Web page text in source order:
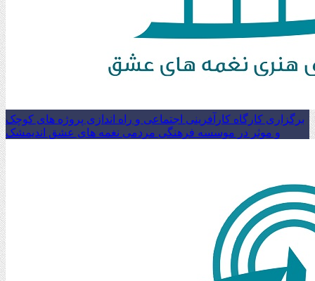
برگزاری کارگاه کارآفرینی اجتماعی و راه اندازی پروژه های کوچک
و موثر در موسسه فرهنگی مردمی نغمه های عشق اندیمشک